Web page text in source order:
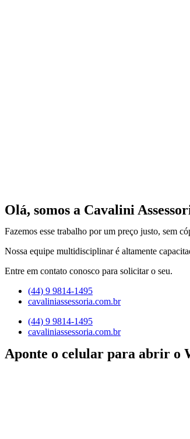
Olá, somos a Cavalini
Fazemos esse trabalho por um preço justo, sem
Nossa equipe multidisciplinar é altamente
Entre em contato conosco para solicitar o seu.
(44) 9 9814-1495
cavaliniassessoria.com.br
(44) 9 9814-1495
cavaliniassessoria.com.br
Aponte o celular para abrir o